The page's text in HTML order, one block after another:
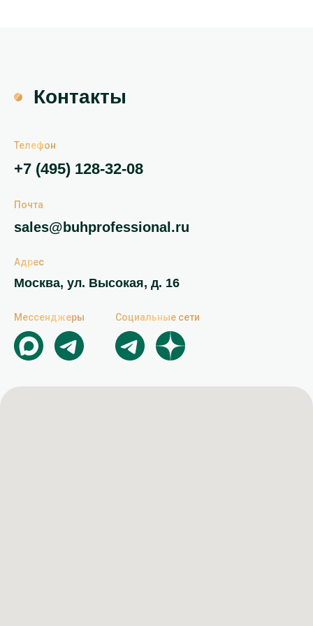
Контакты
Мессенджеры
Москва, ул. Высокая, д. 16
Адрес
sales@buhprofessional.ru
Почта
+7 (495) 128-32-08
Телефон
Социальные сети